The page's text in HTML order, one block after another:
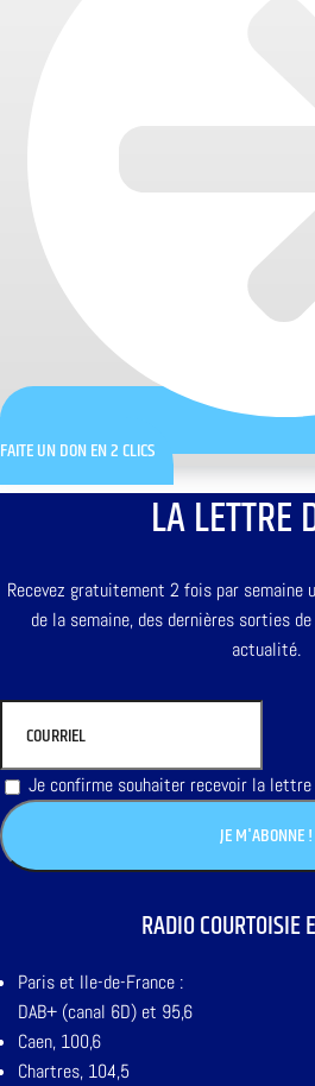
FAITE UN DON EN 2 CLICS
LA LETTRE
Recevez gratuitement 2 fois par
de la semaine, des dernières sorties
actualité.
Je confirme souhaiter recevoir la
RADIO
Paris et Ile-de-France :
DAB+ (canal 6D) et 95,6
Caen, 100,6
Chartres, 104,5